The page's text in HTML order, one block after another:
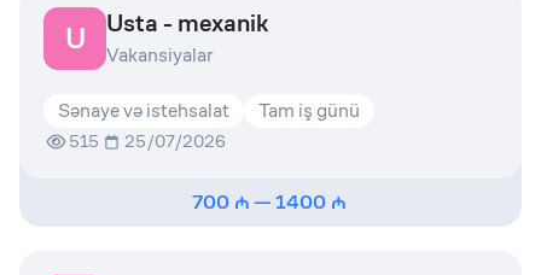
U Usta - mexanik
Vakansiyalar
Sənaye və istehsalat Tam iş günü
515 25/07/2026
700 —1400